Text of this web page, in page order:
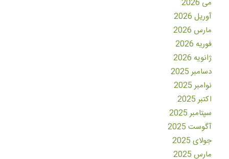
می 2026
آوریل 2026
مارس 2026
فوریه 2026
ژانویه 2026
دسامبر 2025
نوامبر 2025
اکتبر 2025
سپتامبر 2025
آگوست 2025
جولای 2025
مارس 2025